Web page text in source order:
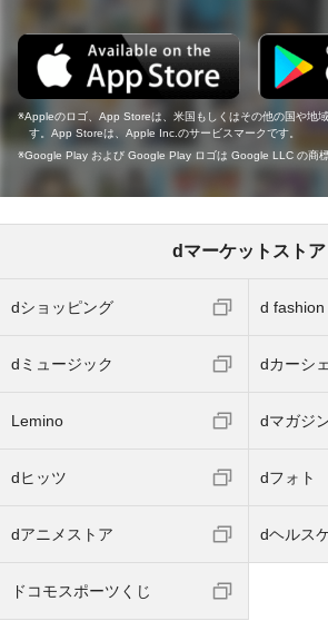
Appleのロゴ、App Storeは、米国もしくはその他の国や地
す。App Storeは、Apple Inc.のサービスマークです。
Google Play および Google Play ロゴは Google LLC の商標
dマーケットストア
dショッピング d fashion
dミュージック dカーシ
Lemino dマガジ
dヒッツ dフォト
dアニメストア dヘルス
ドコモスポーツくじ